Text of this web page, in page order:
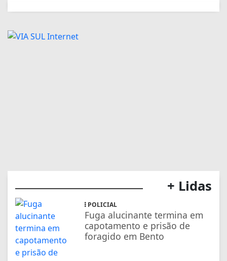
+ Lidas
POLICIAL
Fuga alucinante termina em
capotamento e prisão de
foragido em Bento